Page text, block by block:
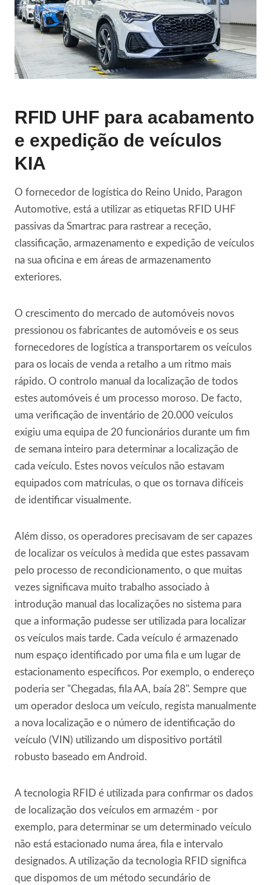
RFID UHF para acabamento
e expedição de veículos
KIA
O fornecedor de logística do Reino Unido, Paragon
Automotive, está a utilizar as etiquetas RFID UHF
passivas da Smartrac para rastrear a receção,
classificação, armazenamento e expedição de veículos
na sua oficina e em áreas de armazenamento
exteriores.
O crescimento do mercado de automóveis novos
pressionou os fabricantes de automóveis e os seus
fornecedores de logística a transportarem os veículos
para os locais de venda a retalho a um ritmo mais
rápido. O controlo manual da localização de todos
estes automóveis é um processo moroso. De facto,
uma verificação de inventário de 20.000 veículos
exigiu uma equipa de 20 funcionários durante um fim
de semana inteiro para determinar a localização de
cada veículo. Estes novos veículos não estavam
equipados com matrículas, o que os tornava difíceis
de identificar visualmente.
Além disso, os operadores precisavam de ser capazes
de localizar os veículos à medida que estes passavam
pelo processo de recondicionamento, o que muitas
vezes significava muito trabalho associado à
introdução manual das localizações no sistema para
que a informação pudesse ser utilizada para localizar
os veículos mais tarde. Cada veículo é armazenado
num espaço identificado por uma fila e um lugar de
estacionamento específicos. Por exemplo, o endereço
poderia ser "Chegadas, fila AA, baía 28". Sempre que
um operador desloca um veículo, regista manualmente
a nova localização e o número de identificação do
veículo (VIN) utilizando um dispositivo portátil
robusto baseado em Android.
A tecnologia RFID é utilizada para confirmar os dados
de localização dos veículos em armazém - por
exemplo, para determinar se um determinado veículo
não está estacionado numa área, fila e intervalo
designados. A utilização da tecnologia RFID significa
que dispomos de um método secundário de